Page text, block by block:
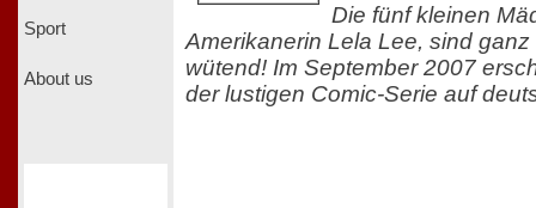
Sport
About us
Die fünf kleinen
Amerikanerin Lela Lee, sind
wütend! Im September 2007
der lustigen Comic-Serie auf